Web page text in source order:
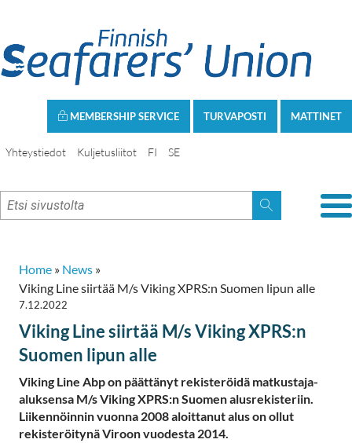
MATTINET
TURVAPOSTI
MEMBERSHIP SERVICE
Yhteystiedot Kuljetusliitot FI SE
Home » News »
Viking Line siirtää M/s Viking XPRS:n Suomen lipun alle
7.12.2022
Viking Line siirtää M/s Viking XPRS:n
Suomen lipun alle
Viking Line Abp on päättänyt rekisteröidä matkustaja-
aluksensa M/s Viking XPRS:n Suomen alusrekisteriin.
Liikennöinnin vuonna 2008 aloittanut alus on ollut
rekisteröitynä Viroon vuodesta 2014.